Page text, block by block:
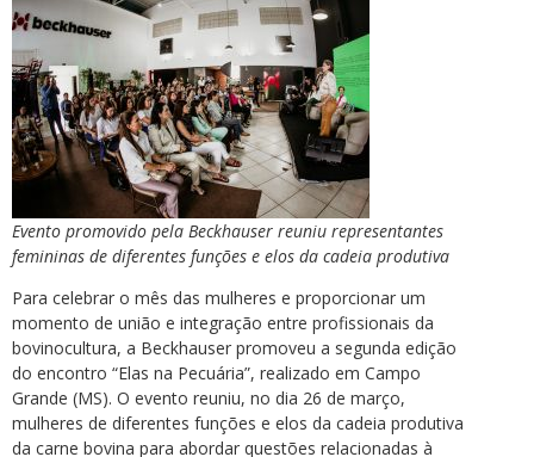
Evento promovido pela Beckhauser reuniu representantes
femininas de diferentes funções e elos da cadeia produtiva
Para celebrar o mês das mulheres e proporcionar um
momento de união e integração entre profissionais da
bovinocultura, a Beckhauser promoveu a segunda edição
do encontro “Elas na Pecuária”, realizado em Campo
Grande (MS). O evento reuniu, no dia 26 de março,
mulheres de diferentes funções e elos da cadeia produtiva
da carne bovina para abordar questões relacionadas à